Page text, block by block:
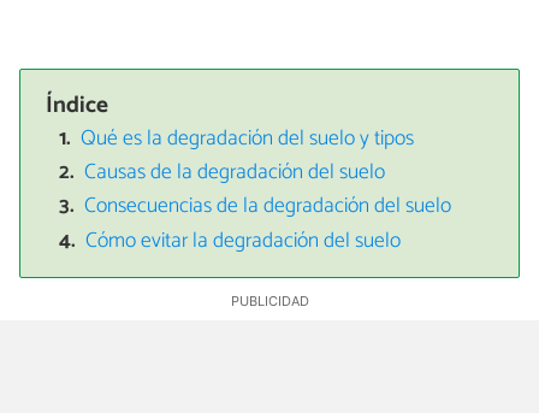
Índice
Qué es la degradación del suelo y tipos
Causas de la degradación del suelo
Consecuencias de la degradación del suelo
Cómo evitar la degradación del suelo